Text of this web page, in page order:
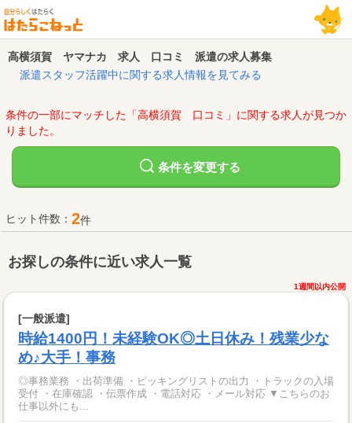
高横須賀 ヤマナカ 求人 口コミ 派遣の求人募集
派遣スタッフ活躍中に関する求人情報を見てみる
条件の一部にマッチした「高横須賀 口コミ」に関する求人が見つか
りました。
条件を変更する
ヒット件数： 2件
お探しの条件に近い求人一覧
1週間以内公開
[一般派遣]
時給1400円！未経験OK◎土日休み！残業少な
め♪大手！事務
◎事務業務 ・出荷準備 ・ピッキングリストの出力 ・トラックの入場
受付 ・在庫確認 ・伝票作成 ・電話対応 ・メール対応 ▼こちらのお
仕事以外にも...